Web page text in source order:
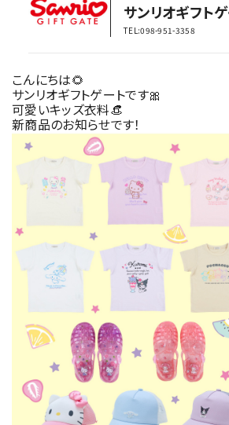
サンリオギフト
TEL:098-951-3358
こんにちは🌻
サンリオギフトゲートです🎀
可愛いキッズ衣料👒
新商品のお知らせです！